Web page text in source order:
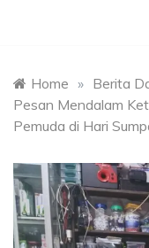
Home » Berita
Pesan Mendalam
Pemuda di Hari